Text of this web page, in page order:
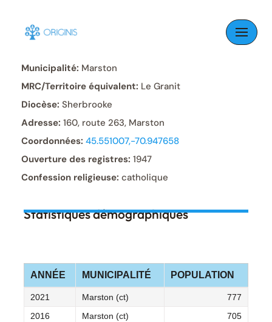
Skip
content
Municipalité: Marston
MRC/Territoire équivalent: Le Granit
Diocèse: Sherbrooke
Adresse: 160, route 263, Marston
Coordonnées: 45.551007,-70.947658
Ouverture des registres: 1947
Confession religieuse: catholique
Statistiques démographiques
ANNÉE MUNICIPALITÉ POPULATION
2021 Marston (ct)
777
2016
Marston (ct)
705